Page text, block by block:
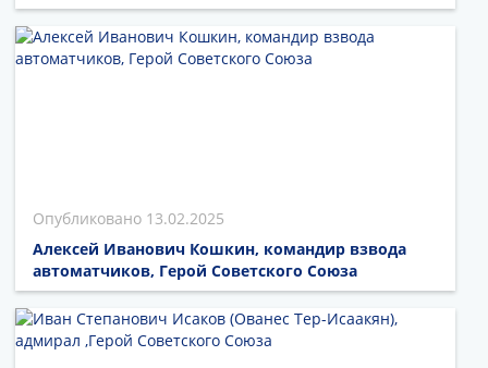
13.02.2025
Алексей Иванович Кошкин, командир взвода
автоматчиков, Герой Советского Союза